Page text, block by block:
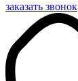
заказать звонок